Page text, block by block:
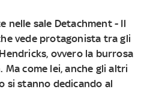
nelle sale Detachment - Il
vede protagonista tra gli
, ovvero la burrosa
. Ma come lei, anche gli altri
si stanno dedicando al